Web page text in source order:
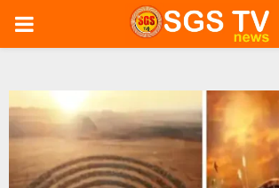
PRIMARY